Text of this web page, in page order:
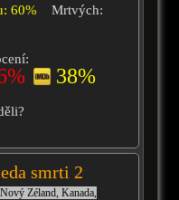
60%
Mrtvých:
38%
smrti 2
Zéland, Kanada,